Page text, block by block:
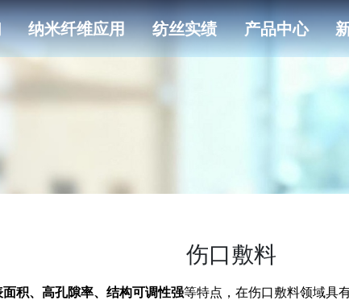
纳米纤维应用 纺丝实绩 产品中心
伤口敷料
面积、高孔隙率、结构可调性强等特点，在伤口敷料领域具